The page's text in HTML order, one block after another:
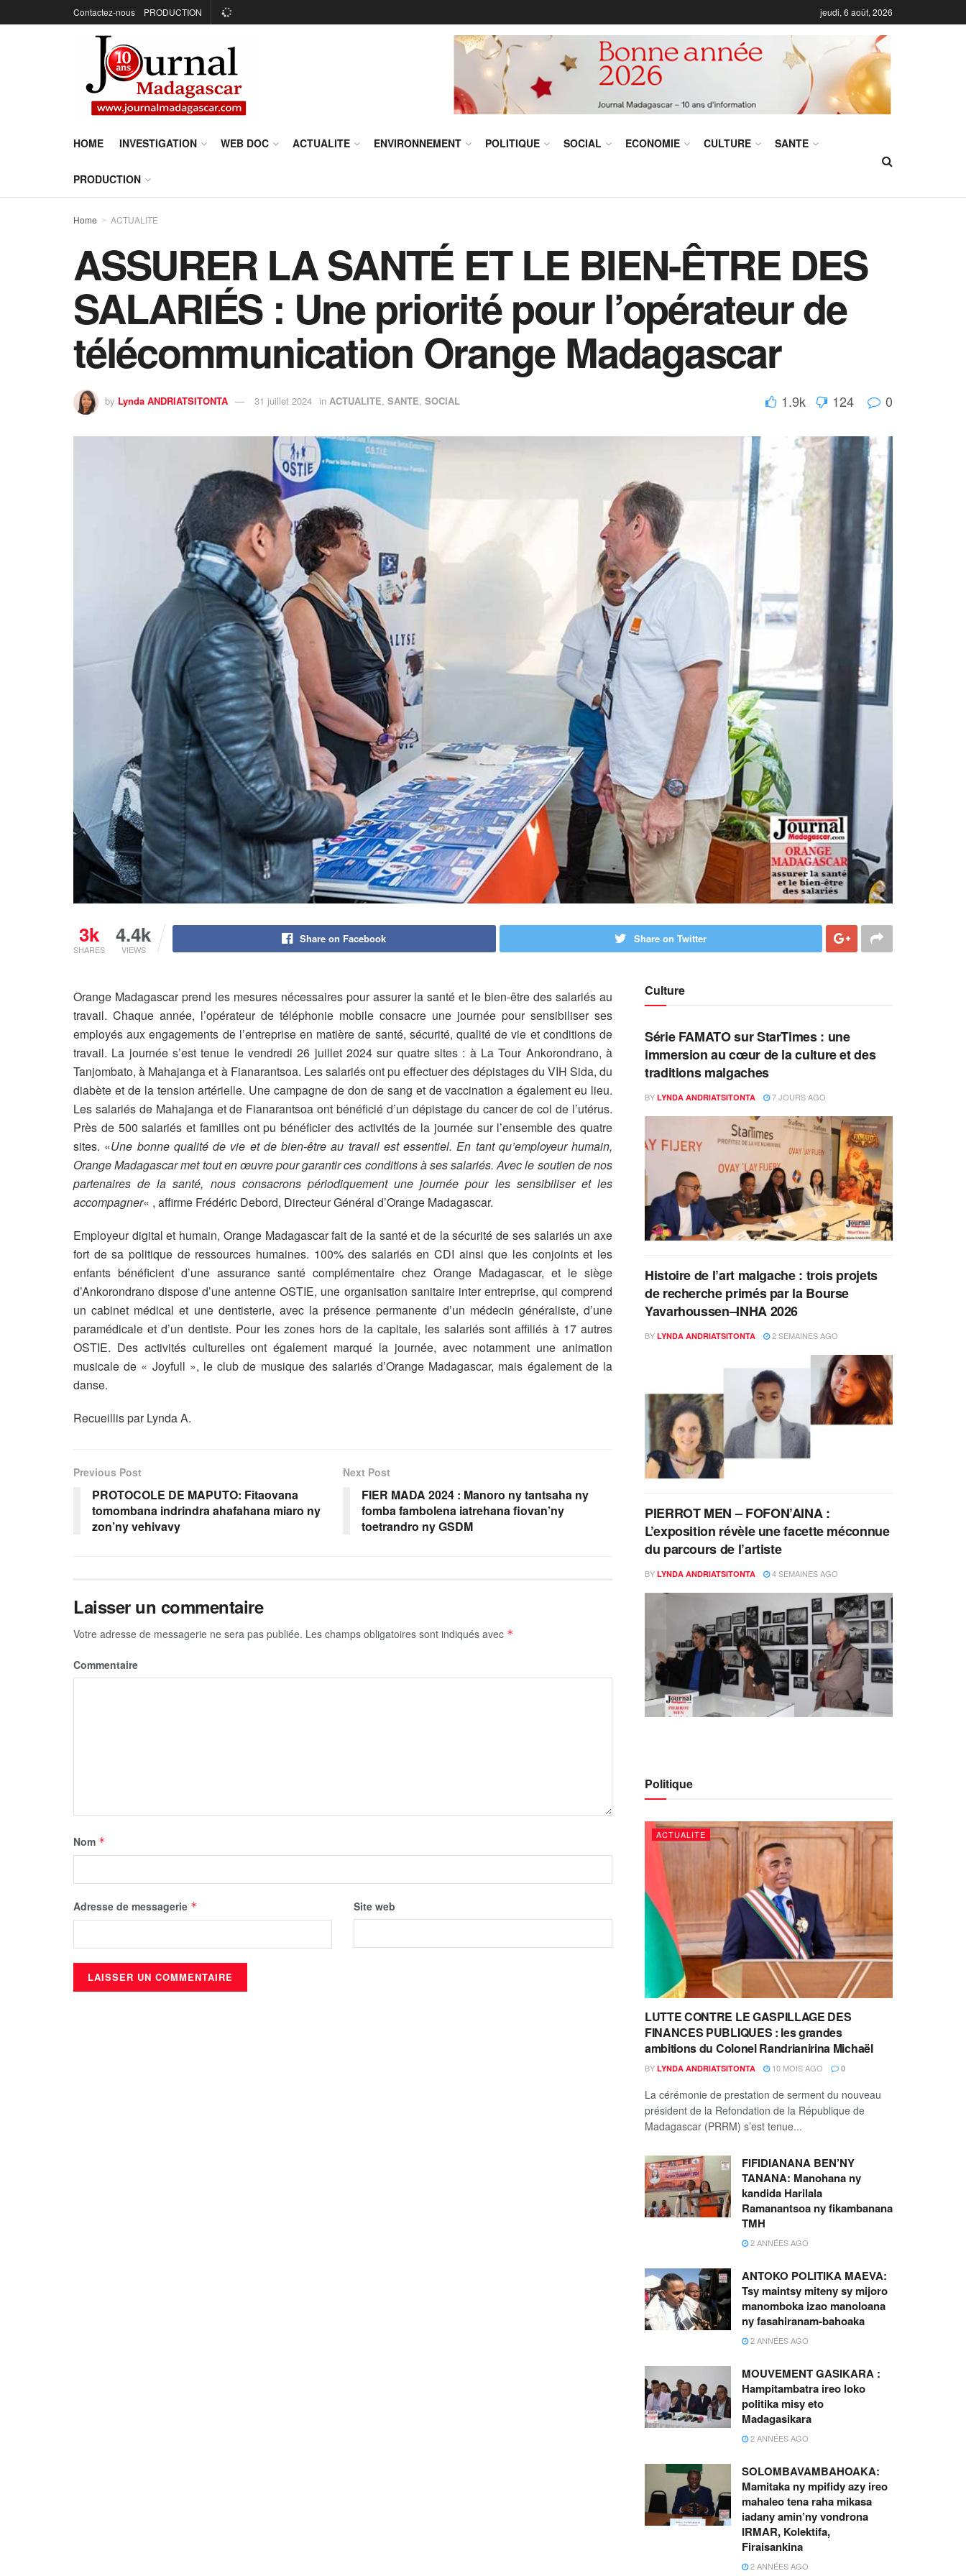
Contactez-nous PRODUCTION jeudi, 6 août, 2026
HOME INVESTIGATION WEB DOC ACTUALITE ENVIRONNEMENT POLITIQUE SOCIAL ECONOMIE CULTURE SANTE
PRODUCTION
Home ACTUALITE
ASSURER LA SANTÉ ET LE BIEN-ÊTRE DES
SALARIÉS : Une priorité pour l’opérateur de
télécommunication Orange Madagascar
by Lynda ANDRIATSITONTA 31 juillet 2024 in ACTUALITE, SANTE, SOCIAL 1.9k 124 0
3k
SHARES
4.4k
VIEWS
Share on Facebook Share on Twitter
Orange Madagascar prend les mesures nécessaires pour assurer la santé et le bien-être des salariés au
travail. Chaque année, l’opérateur de téléphonie mobile consacre une journée pour sensibiliser ses
employés aux engagements de l’entreprise en matière de santé, sécurité, qualité de vie et conditions de
travail. La journée s’est tenue le vendredi 26 juillet 2024 sur quatre sites : à La Tour Ankorondrano, à
Tanjombato, à Mahajanga et à Fianarantsoa. Les salariés ont pu effectuer des dépistages du VIH Sida, du
diabète et de la tension artérielle. Une campagne de don de sang et de vaccination a également eu lieu.
Les salariés de Mahajanga et de Fianarantsoa ont bénéficié d’un dépistage du cancer de col de l’utérus.
Près de 500 salariés et familles ont pu bénéficier des activités de la journée sur l’ensemble des quatre
sites. «Une bonne qualité de vie et de bien-être au travail est essentiel. En tant qu’employeur humain,
Orange Madagascar met tout en œuvre pour garantir ces conditions à ses salariés. Avec le soutien de nos
partenaires de la santé, nous consacrons périodiquement une journée pour les sensibiliser et les
accompagner« , affirme Frédéric Debord, Directeur Général d’Orange Madagascar.
Employeur digital et humain, Orange Madagascar fait de la santé et de la sécurité de ses salariés un axe
fort de sa politique de ressources humaines. 100% des salariés en CDI ainsi que les conjoints et les
enfants bénéficient d’une assurance santé complémentaire chez Orange Madagascar, et le siège
d’Ankorondrano dispose d’une antenne OSTIE, une organisation sanitaire inter entreprise, qui comprend
un cabinet médical et une dentisterie, avec la présence permanente d’un médecin généraliste, d’une
paramédicale et d’un dentiste. Pour les zones hors de la capitale, les salariés sont affiliés à 17 autres
OSTIE. Des activités culturelles ont également marqué la journée, avec notamment une animation
musicale de « Joyfull », le club de musique des salariés d’Orange Madagascar, mais également de la
danse.
Recueillis par Lynda A.
Previous Post
PROTOCOLE DE MAPUTO: Fitaovana
tomombana indrindra ahafahana miaro ny
zon’ny vehivavy
Next Post
FIER MADA 2024 : Manoro ny tantsaha ny
fomba fambolena iatrehana fiovan’ny
toetrandro ny GSDM
Laisser un commentaire
Votre adresse de messagerie ne sera pas publiée. Les champs obligatoires sont indiqués avec *
Commentaire
Nom *
Adresse de messagerie * Site web
Culture
Série FAMATO sur StarTimes : une
immersion au cœur de la culture et des
traditions malgaches
BY LYNDA ANDRIATSITONTA 7 JOURS AGO
Histoire de l’art malgache : trois projets
de recherche primés par la Bourse
Yavarhoussen–INHA 2026
BY LYNDA ANDRIATSITONTA 2 SEMAINES AGO
PIERROT MEN – FOFON’AINA :
L’exposition révèle une facette méconnue
du parcours de l’artiste
BY LYNDA ANDRIATSITONTA 4 SEMAINES AGO
Politique
ACTUALITE
LUTTE CONTRE LE GASPILLAGE DES
FINANCES PUBLIQUES : les grandes
ambitions du Colonel Randrianirina Michaël
BY LYNDA ANDRIATSITONTA 10 MOIS AGO 0
La cérémonie de prestation de serment du nouveau
président de la Refondation de la République de
Madagascar (PRRM) s’est tenue...
FIFIDIANANA BEN’NY
TANANA: Manohana ny
kandida Harilala
Ramanantsoa ny fikambanana
TMH
2 ANNÉES AGO
ANTOKO POLITIKA MAEVA:
Tsy maintsy miteny sy mijoro
manomboka izao manoloana
ny fasahiranam-bahoaka
2 ANNÉES AGO
MOUVEMENT GASIKARA :
Hampitambatra ireo loko
politika misy eto
Madagasikara
2 ANNÉES AGO
SOLOMBAVAMBAHOAKA:
Mamitaka ny mpifidy azy ireo
mahaleo tena raha mikasa
iadany amin’ny vondrona
IRMAR, Kolektifa,
Firaisankina
2 ANNÉES AGO